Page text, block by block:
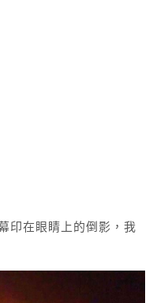
印在眼睛上的倒影，我